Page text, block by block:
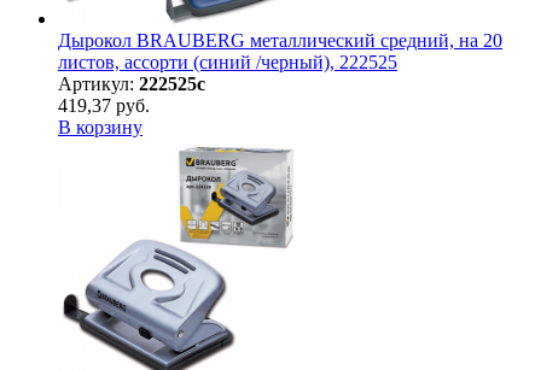
Дырокол BRAUBERG металлический средний, на 20
листов, ассорти (синий /черный), 222525
Артикул: 222525с
419,37 руб.
В корзину